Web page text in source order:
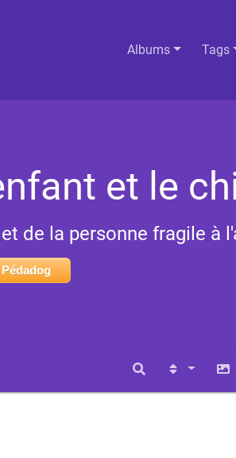
Albums Tags
et le
de la personne fragile à